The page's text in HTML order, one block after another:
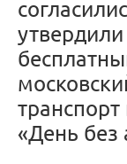
«День без